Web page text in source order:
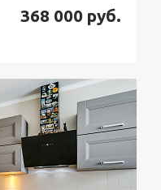
368 000 руб.
Узнать стоимость